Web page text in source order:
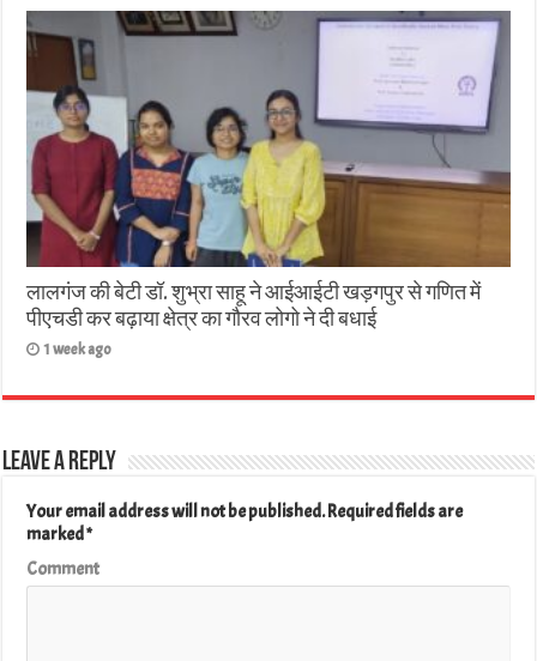
लालगंज की बेटी डॉ. शुभ्रा साहू ने आईआईटी खड़गपुर से गणित में
पीएचडी कर बढ़ाया क्षेत्र का गौरव लोगो ने दी बधाई
1 week ago
Leave a Reply
Your email address will not be published.Required fields are
marked*
Comment